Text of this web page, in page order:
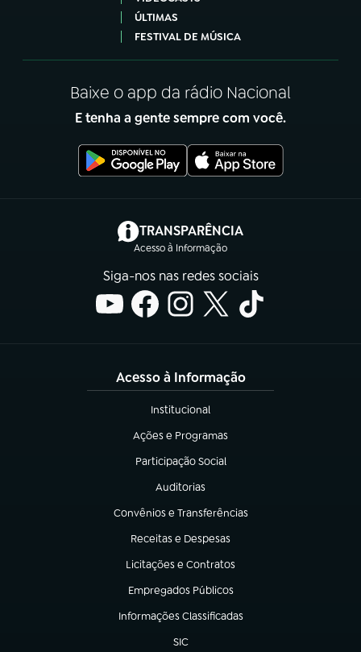
ÚLTIMAS
FESTIVAL DE MÚSICA
Baixe o app da rádio Nacional
E tenha a gente sempre com você.
TRANSPARÊNCIA
Acesso à Informação
(abre em nova aba)
Siga-nos nas redes sociais
Acesso à Informação
Institucional
(abre em nova aba)
Ações e Programas
(abre em nova aba)
Participação Social
(abre em nova aba)
Auditorias
(abre em nova aba)
Convênios e Transferências
(abre em nova aba)
Receitas e Despesas
(abre em nova aba)
Licitações e Contratos
(abre em nova aba)
Empregados Públicos
(abre em nova aba)
Informações Classificadas
(abre em nova aba)
SIC
(abre em nova aba)